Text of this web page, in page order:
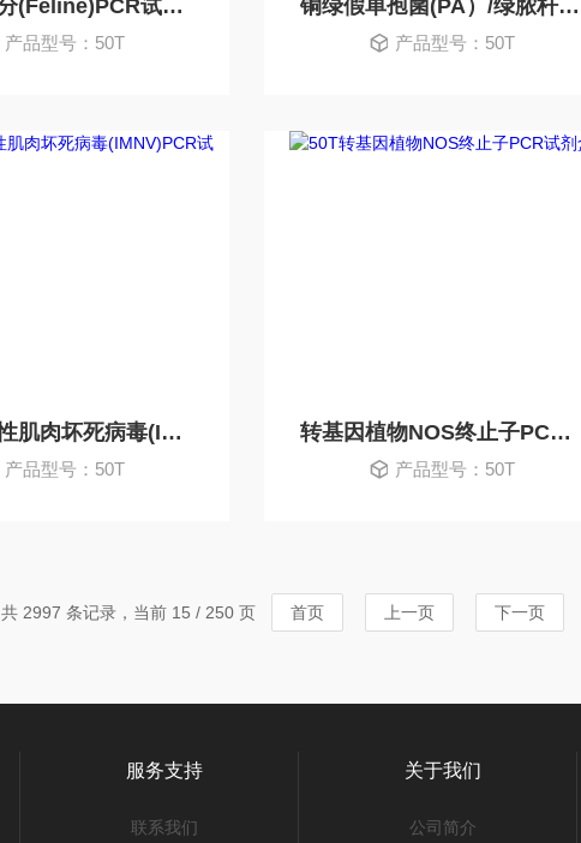
猫源性成分(Feline)PCR试剂盒
产品型号：50T
铜绿假单孢菌(PA）/绿脓杆菌PCR试剂盒
产品型号：50T
对虾传染性肌肉坏死病毒(IMNV)PCR试剂盒
产品型号：50T
转基因植物NOS终止子PCR试剂盒
产品型号：50T
共 2997 条记录，当前 15 / 250 页 首页 上一页 下一页
服务支持
联系我们
关于我们
公司简介